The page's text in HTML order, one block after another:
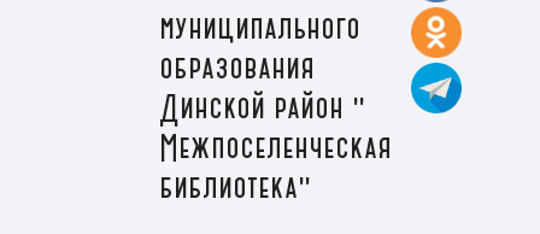
муниципального
образования
Динской район "
Межпоселенческая
библиотека"